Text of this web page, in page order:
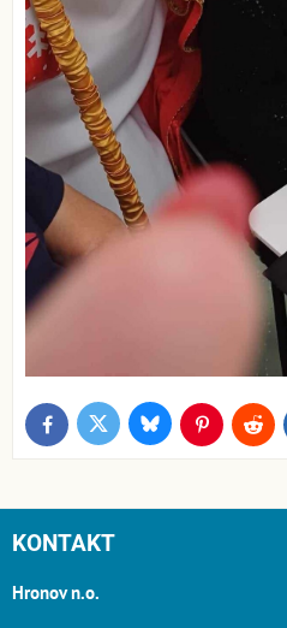
FacebookTwitter BlueskyPinterestReddit
KONTAKT
Hronov n.o.